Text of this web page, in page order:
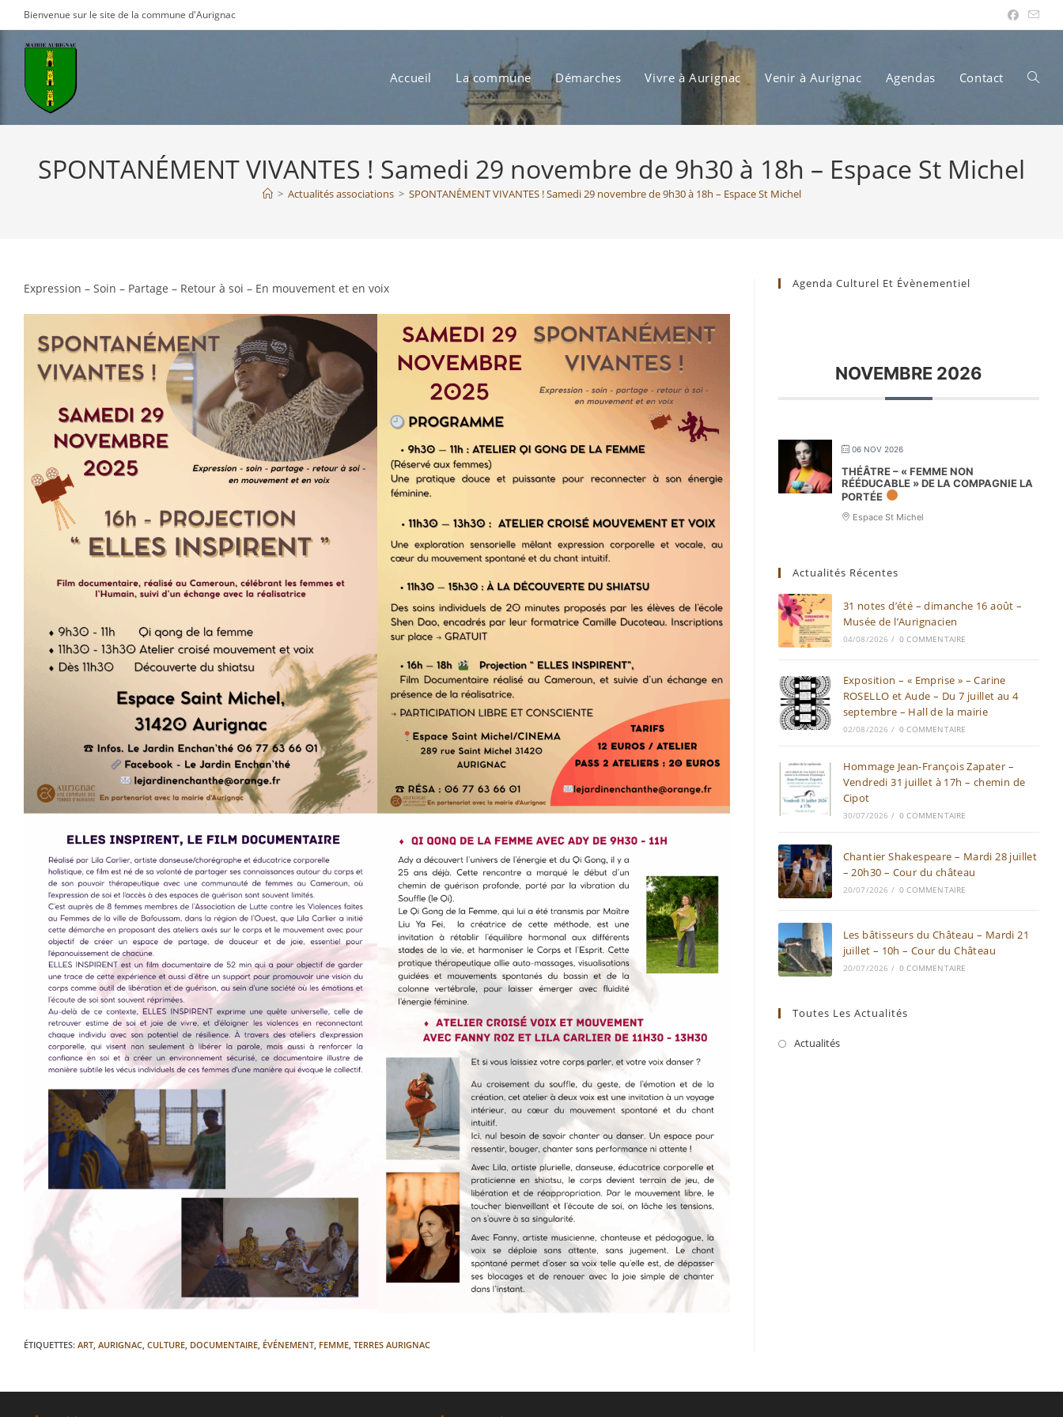
to
content
Bienvenue sur le site de la commune d'Aurignac
Accueil La commune Démarches Vivre à Aurignac Venir à Aurignac Agendas Contact Toggle
SPONTANÉMENT VIVANTES ! Samedi 29 novembre de 9h30 à 18h – Espace St Michel
> Actualités associations > SPONTANÉMENT VIVANTES ! Samedi 29 novembre de 9h30 à 18h – Espace St Michel
Expression – Soin – Partage – Retour à soi – En mouvement et en voix
ÉTIQUETTES: ART AURIGNAC CULTURE DOCUMENTAIRE ÉVÉNEMENT FEMME TERRES AURIGNAC
Agenda Culturel Et Évènementiel
NOVEMBRE 2026
06 NOV 2026
THÉÂTRE – « FEMME NON
RÉÉDUCABLE » DE LA COMPAGNIE LA
PORTÉE
Espace St Michel
Actualités Récentes
31 notes d’été – dimanche 16 août –
Musée de l’Aurignacien
04/08/2026 / 0 COMMENTAIRE
Exposition – « Emprise » – Carine
ROSELLO et Aude – Du 7 juillet au 4
septembre – Hall de la mairie
02/08/2026 / 0 COMMENTAIRE
Hommage Jean-François Zapater –
Vendredi 31 juillet à 17h – chemin de
Cipot
30/07/2026 / 0 COMMENTAIRE
Chantier Shakespeare – Mardi 28 juillet
– 20h30 – Cour du château
20/07/2026 / 0 COMMENTAIRE
Les bâtisseurs du Château – Mardi 21
juillet – 10h – Cour du Château
20/07/2026 / 0 COMMENTAIRE
Toutes Les Actualités
Actualités